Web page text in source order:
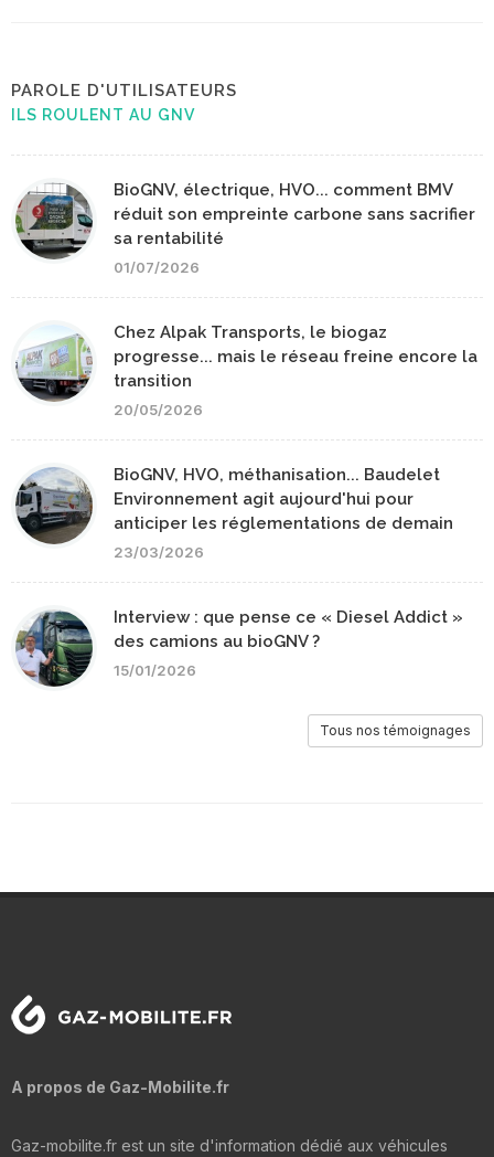
PAROLE D'UTILISATEURS
ILS ROULENT AU GNV
BioGNV, électrique, HVO... comment BMV
réduit son empreinte carbone sans sacrifier
sa rentabilité
01/07/2026
Chez Alpak Transports, le biogaz
progresse... mais le réseau freine encore la
transition
20/05/2026
BioGNV, HVO, méthanisation... Baudelet
Environnement agit aujourd'hui pour
anticiper les réglementations de demain
23/03/2026
Interview : que pense ce « Diesel Addict »
des camions au bioGNV ?
15/01/2026
Tous nos témoignages
A propos de Gaz-Mobilite.fr
Gaz-mobilite.fr est un site d'information dédié aux véhicules